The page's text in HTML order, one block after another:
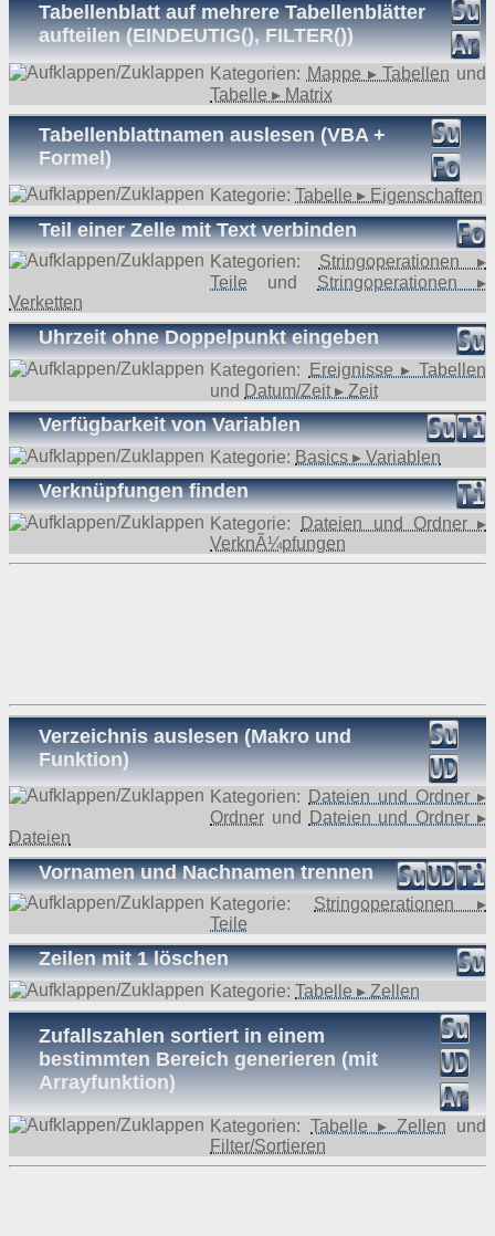
Tabellenblatt auf mehrere Tabellenblätter
aufteilen (EINDEUTIG(), FILTER())
Kategorien: Mappe ▸ Tabellen und
Tabelle ▸ Matrix
Tabellenblattnamen auslesen (VBA +
Formel)
Kategorie: Tabelle ▸ Eigenschaften
Teil einer Zelle mit Text verbinden
Kategorien: Stringoperationen ▸
Teile und Stringoperationen ▸
Verketten
Uhrzeit ohne Doppelpunkt eingeben
Kategorien:
Ereignisse ▸ Tabellen
und Datum/Zeit ▸ Zeit
Verfügbarkeit von Variablen
Kategorie: Basics ▸ Variablen
Verknüpfungen finden
Kategorie:
Dateien und Ordner ▸
VerknÃ¼pfungen
Verzeichnis auslesen (Makro und
Funktion)
Kategorien:
Dateien und Ordner ▸
Ordner und
Dateien und Ordner ▸
Dateien
Vornamen und Nachnamen trennen
Kategorie: Stringoperationen ▸
Teile
Zeilen mit 1 löschen
Kategorie: Tabelle ▸ Zellen
Zufallszahlen sortiert in einem
bestimmten Bereich generieren (mit
Arrayfunktion)
Kategorien: Tabelle ▸ Zellen und
Filter/Sortieren